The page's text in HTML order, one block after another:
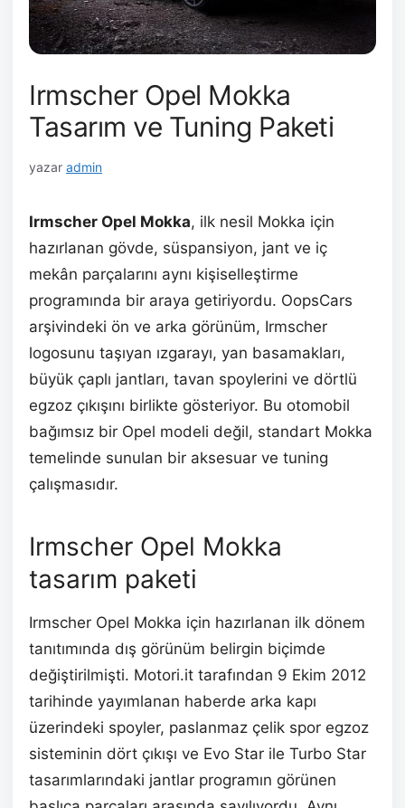
Irmscher Opel Mokka
Tasarım ve Tuning Paketi
yazar admin
Irmscher Opel Mokka, ilk nesil Mokka için
hazırlanan gövde, süspansiyon, jant ve iç
mekân parçalarını aynı kişiselleştirme
programında bir araya getiriyordu. OopsCars
arşivindeki ön ve arka görünüm, Irmscher
logosunu taşıyan ızgarayı, yan basamakları,
büyük çaplı jantları, tavan spoylerini ve dörtlü
egzoz çıkışını birlikte gösteriyor. Bu otomobil
bağımsız bir Opel modeli değil, standart Mokka
temelinde sunulan bir aksesuar ve tuning
çalışmasıdır.
Irmscher Opel Mokka
tasarım paketi
Irmscher Opel Mokka için hazırlanan ilk dönem
tanıtımında dış görünüm belirgin biçimde
değiştirilmişti. Motori.it tarafından 9 Ekim 2012
tarihinde yayımlanan haberde arka kapı
üzerindeki spoyler, paslanmaz çelik spor egzoz
sisteminin dört çıkışı ve Evo Star ile Turbo Star
tasarımlarındaki jantlar programın görünen